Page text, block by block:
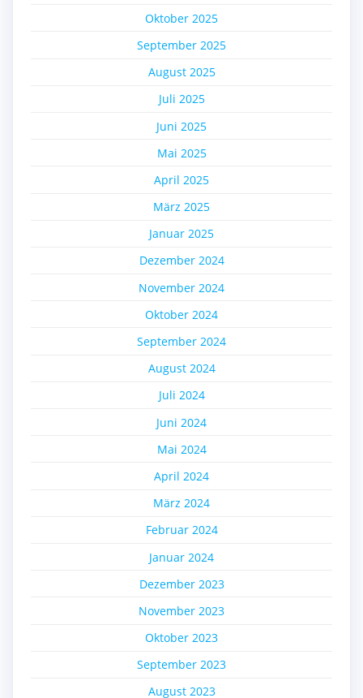
Oktober 2025
September 2025
August 2025
Juli 2025
Juni 2025
Mai 2025
April 2025
März 2025
Januar 2025
Dezember 2024
November 2024
Oktober 2024
September 2024
August 2024
Juli 2024
Juni 2024
Mai 2024
April 2024
März 2024
Februar 2024
Januar 2024
Dezember 2023
November 2023
Oktober 2023
September 2023
August 2023